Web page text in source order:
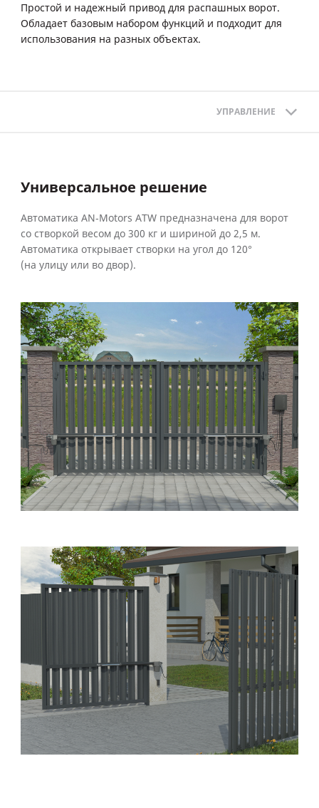
Простой и надежный привод для распашных ворот.
Обладает базовым набором функций и подходит для
использования на разных объектах.
УПРАВЛЕНИЕ
Универсальное решение
Автоматика AN‑Motors ATW предназначена для ворот
со створкой весом до 300 кг и шириной до 2,5 м.
Автоматика открывает створки на угол до 120°
(на улицу или во двор).